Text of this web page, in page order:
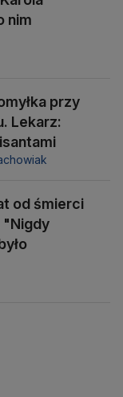
nim
przy
Lekarz:
od śmierci
"Nigdy